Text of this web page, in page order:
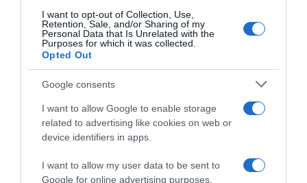
I want to opt-out of Collection, Use,
Retention, Sale, and/or Sharing of my
Personal Data that Is Unrelated with the
Purposes for which it was collected.
Opted Out
Google consents
I want to allow Google to enable storage
related to advertising like cookies on web or
device identifiers in apps.
I want to allow my user data to be sent to
Google for online advertising purposes.